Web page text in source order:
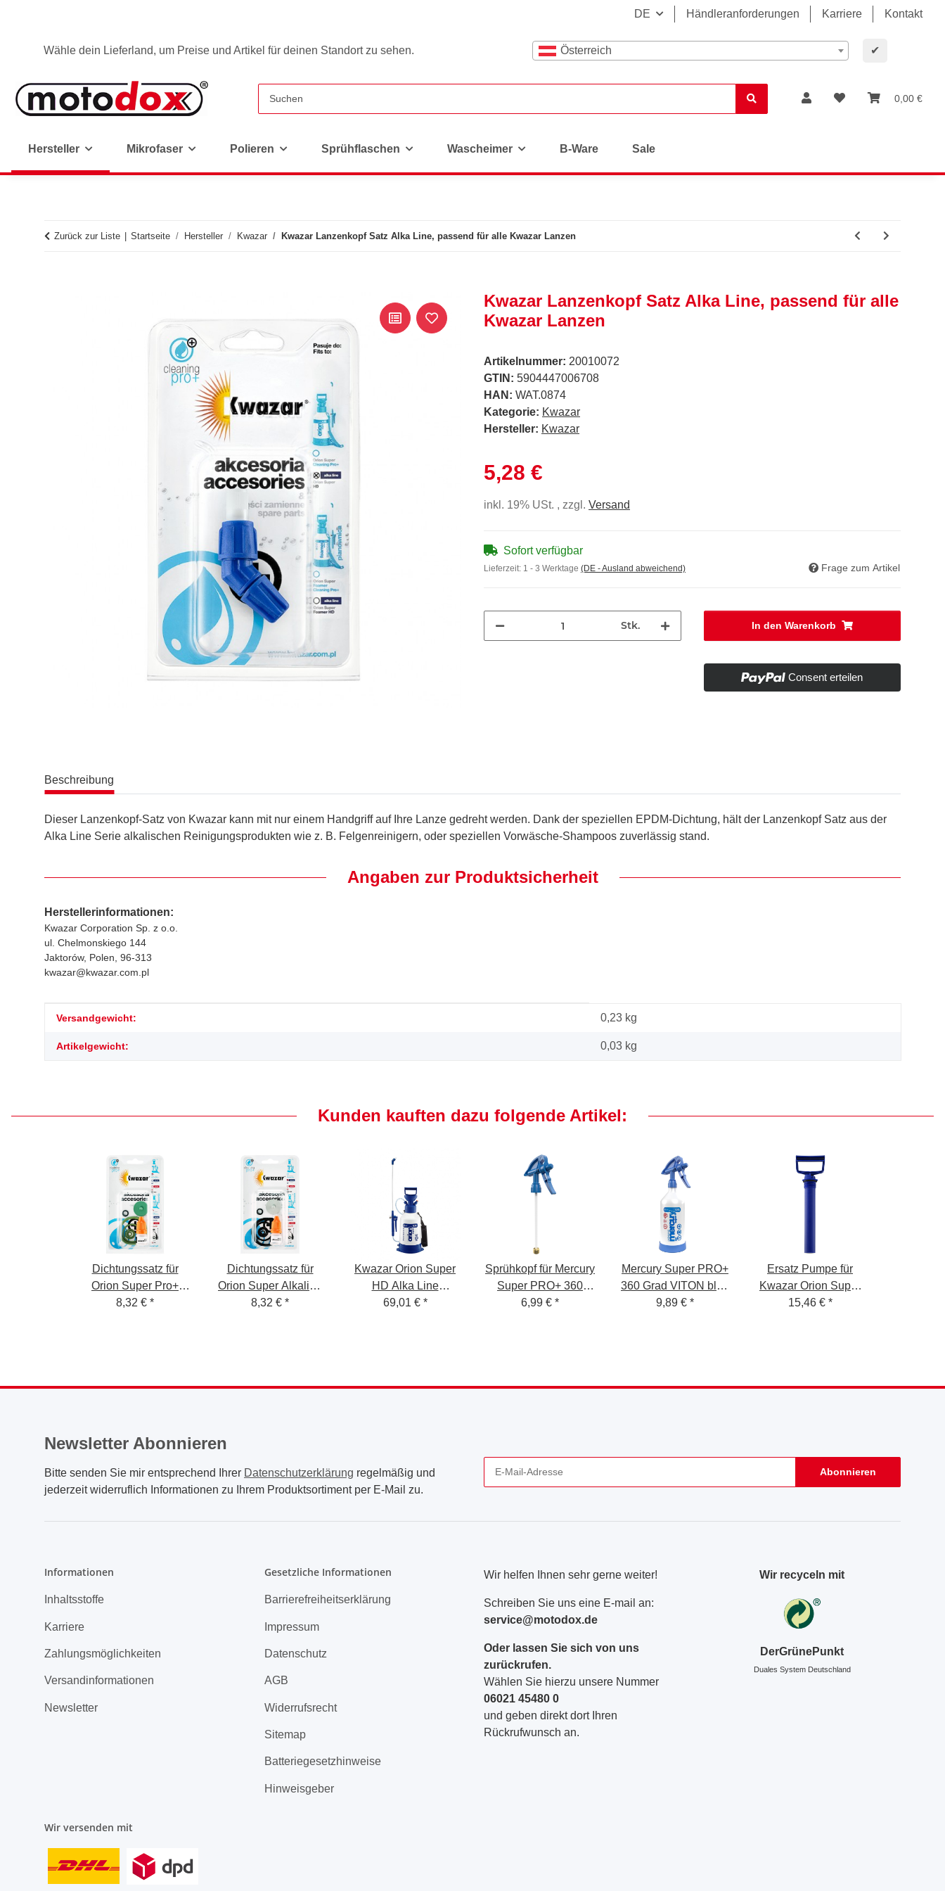
DE Händleranforderungen Karriere Kontakt
Wähle dein Lieferland, um Preise und Artikel für deinen Standort zu sehen. Österreich ✔
0,00 €
Hersteller Mikrofaser Polieren Sprühflaschen Wascheimer B-Ware Sale
Zurück zur Liste Startseite Hersteller Kwazar Kwazar Lanzenkopf Satz Alka Line, passend für alle Kwazar Lanzen
Kwazar Lanzenkopf Satz Alka Line, passend für alle
Kwazar Lanzen
Artikelnummer: 20010072
GTIN: 5904447006708
HAN: WAT.0874
Kategorie: Kwazar
Hersteller: Kwazar
5,28 €
inkl. 19% USt. , zzgl. Versand
Sofort verfügbar
Lieferzeit: 1 - 3 Werktage (DE - Ausland abweichend) Frage zum Artikel
Stk. In den Warenkorb
Consent erteilen
Beschreibung
Dieser Lanzenkopf-Satz von Kwazar kann mit nur einem Handgriff auf Ihre Lanze gedreht werden. Dank der speziellen EPDM-Dichtung, hält der Lanzenkopf Satz aus der
Alka Line Serie alkalischen Reinigungsprodukten wie z. B. Felgenreinigern, oder speziellen Vorwäsche-Shampoos zuverlässig stand.
Angaben zur Produktsicherheit
Herstellerinformationen:
Kwazar Corporation Sp. z o.o.
ul. Chelmonskiego 144
Jaktorów, Polen, 96-313
kwazar@kwazar.com.pl
Produkteigenschaft
Wert
Versandgewicht: 0,23 kg
Artikelgewicht: 0,03 kg
Kunden kauften dazu folgende Artikel:
Dichtungssatz für
Orion Super Pro+
Viton
8,32 € *
Dichtungssatz für
Orion Super Alkaline
EPDM
8,32 € *
Kwazar Orion Super
HD Alka Line
Drucksprüher 6 Liter
69,01 € *
Sprühkopf für Mercury
Super PRO+ 360
Grad VITON 1,0 Liter
6,99 € *
Mercury Super PRO+
360 Grad VITON blau
Sprühflasche 1,0 Liter
9,89 € *
Ersatz Pumpe für
Kwazar Orion Super
Alkaline
15,46 € *
Newsletter Abonnieren
Bitte senden Sie mir entsprechend Ihrer Datenschutzerklärung regelmäßig und
jederzeit widerruflich Informationen zu Ihrem Produktsortiment per E-Mail zu.
Abonnieren
Informationen
Inhaltsstoffe
Karriere
Zahlungsmöglichkeiten
Versandinformationen
Newsletter
Gesetzliche Informationen
Barrierefreiheitserklärung
Impressum
Datenschutz
AGB
Widerrufsrecht
Sitemap
Batteriegesetzhinweise
Hinweisgeber
Wir helfen Ihnen sehr gerne weiter!
Schreiben Sie uns eine E-mail an:
service@motodox.de
Oder lassen Sie sich von uns
zurückrufen.
Wählen Sie hierzu unsere Nummer
06021 45480 0
und geben direkt dort Ihren
Rückrufwunsch an.
Wir recyceln mit
DerGrünePunkt
Duales System Deutschland
Wir versenden mit